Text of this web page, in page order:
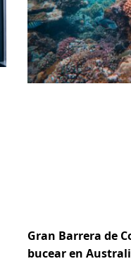
Gran Barrera de
bucear en